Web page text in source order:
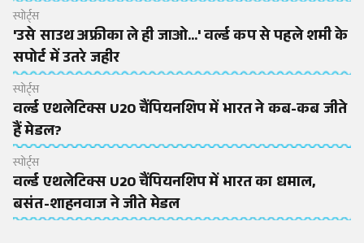
स्पोर्ट्स
'उसे साउथ अफ्रीका ले ही जाओ...' वर्ल्ड कप से पहले शमी के
सपोर्ट में उतरे जहीर
स्पोर्ट्स
वर्ल्ड एथलेटिक्स U20 चैंपियनशिप में भारत ने कब-कब जीते
हैं मेडल?
स्पोर्ट्स
वर्ल्ड एथलेटिक्स U20 चैंपियनशिप में भारत का धमाल,
बसंत-शाहनवाज ने जीते मेडल